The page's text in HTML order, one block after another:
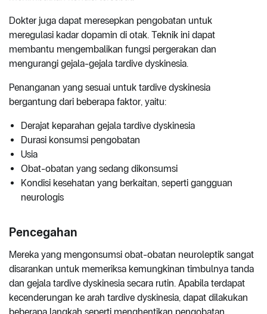
Dokter juga dapat meresepkan pengobatan untuk
meregulasi kadar dopamin di otak. Teknik ini dapat
membantu mengembalikan fungsi pergerakan dan
mengurangi gejala-gejala tardive dyskinesia.
Penanganan yang sesuai untuk tardive dyskinesia
bergantung dari beberapa faktor, yaitu:
Derajat keparahan gejala tardive dyskinesia
Durasi konsumsi pengobatan
Usia
Obat-obatan yang sedang dikonsumsi
Kondisi kesehatan yang berkaitan, seperti gangguan
neurologis
Pencegahan
Mereka yang mengonsumsi obat-obatan neuroleptik sangat
disarankan untuk memeriksa kemungkinan timbulnya tanda
dan gejala tardive dyskinesia secara rutin. Apabila terdapat
kecenderungan ke arah tardive dyskinesia, dapat dilakukan